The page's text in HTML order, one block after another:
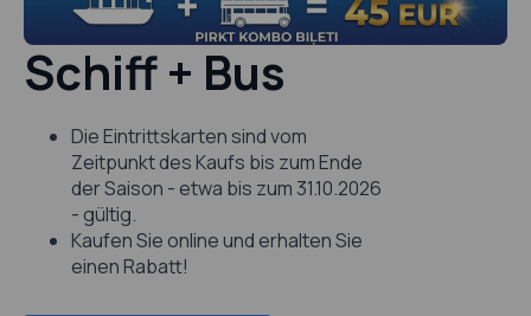
Schiff + Bus
Die Eintrittskarten sind vom
Zeitpunkt des Kaufs bis zum Ende
der Saison - etwa bis zum 31.10.2026
- gültig.
Kaufen Sie online und erhalten Sie
einen Rabatt!